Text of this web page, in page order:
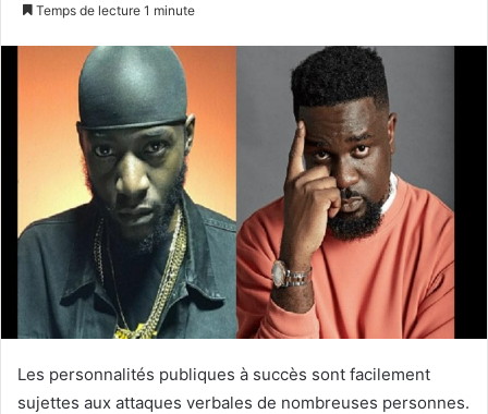
Temps de lecture 1 minute
Les personnalités publiques à succès sont facilement
sujettes aux attaques verbales de nombreuses personnes.